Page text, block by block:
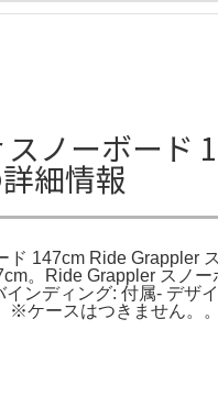
ノーボード
細情報
ド 147cm Ride Grappler
。Ride Grappler スノ
インディング: 付属- デザ
※ケースはつきません。